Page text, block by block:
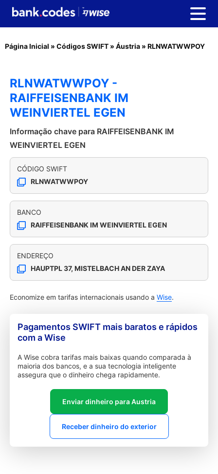
Página Inicial » Códigos SWIFT » Áustria » RLNWATWWPOY
RLNWATWWPOY -
RAIFFEISENBANK IM
WEINVIERTEL EGEN
Informação chave para RAIFFEISENBANK IM
WEINVIERTEL EGEN
CÓDIGO SWIFT
RLNWATWWPOY
BANCO
RAIFFEISENBANK IM WEINVIERTEL EGEN
ENDEREÇO
HAUPTPL 37, MISTELBACH AN DER ZAYA
Economize em tarifas internacionais usando a Wise.
Pagamentos SWIFT mais baratos e rápidos
com a Wise
A Wise cobra tarifas mais baixas quando comparada à
maioria dos bancos, e a sua tecnologia inteligente
assegura que o dinheiro chega rapidamente.
Enviar dinheiro para Austria
Receber dinheiro do exterior